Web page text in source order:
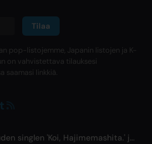
Tilaa
pop-listojemme, Japanin listojen ja K-
on vahvistettava tilauksesi
saamasi linkkiä.
=LOVE julkisti uuden singlen 'Koi, Hajimemashita.' ja Tokyo Domena konsertit